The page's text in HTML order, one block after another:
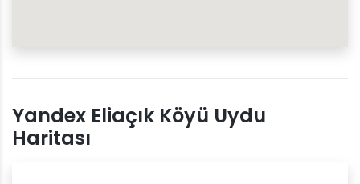
Yandex Eliaçık Köyü Uydu
Haritası